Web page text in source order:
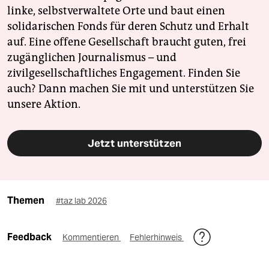
linke, selbstverwaltete Orte und baut einen
solidarischen Fonds für deren Schutz und Erhalt
auf. Eine offene Gesellschaft braucht guten, frei
zugänglichen Journalismus – und
zivilgesellschaftliches Engagement. Finden Sie
auch? Dann machen Sie mit und unterstützen Sie
unsere Aktion.
Jetzt unterstützen
Themen #taz lab 2026
Feedback Kommentieren Fehlerhinweis